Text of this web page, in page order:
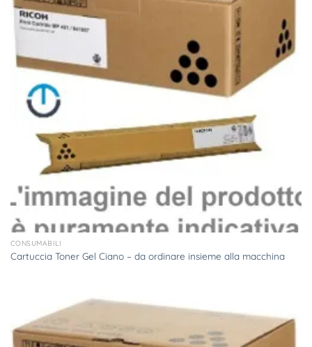
CONSUMABILI
Cartuccia Toner Gel Ciano – da ordinare insieme alla macchina